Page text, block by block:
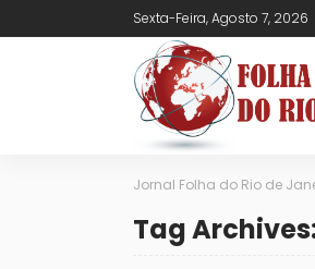
Sexta-Feira, Agosto 7, 2026
Jornal Folha do Rio de
Tag